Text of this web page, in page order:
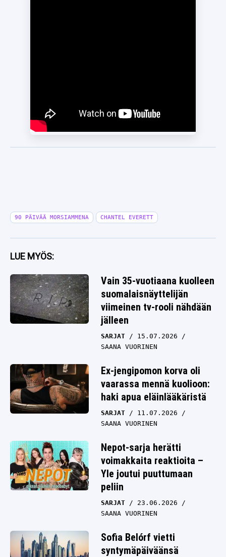
90 PÄIVÄÄ MORSIAMMENA CHANTEL EVERETT
LUE MYÖS:
Vain 35-vuotiaana kuolleen
suomalaisnäyttelijän
viimeinen tv-rooli nähdään
jälleen
SARJAT
15.07.2026
SAANA VUORINEN
Ex-jengipomon korva oli
vaarassa mennä kuolioon:
haki apua eläinlääkäristä
SARJAT
11.07.2026
SAANA VUORINEN
Nepot-sarja herätti
voimakkaita reaktioita –
Yle joutui puuttumaan
peliin
SARJAT
23.06.2026
SAANA VUORINEN
Sofia Belórf vietti
syntymäpäiväänsä